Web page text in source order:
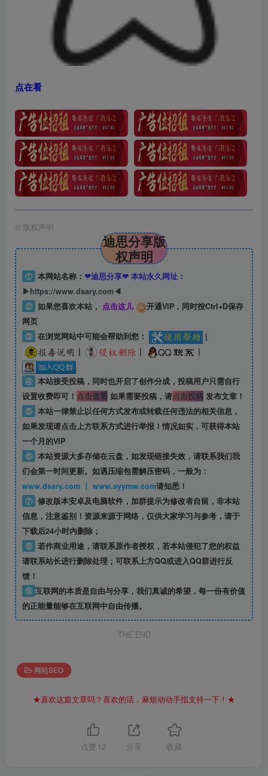
点在看
© 版权声明
迪思分享版
权声明
① 本网站名称： ❤迪思分享❤ 本站永久网址：
▶https://www.dsary.com◀
② 如果您喜欢本站， 点击这儿
开通VIP，同时按Ctrl+D保存
网页
③ 在浏览网站中可能会帮助到您：
|
|
| |
④ 本站接受投稿，同时也开启了创作分成，投稿用户只需自行
设置收费即可！ 点击查看如果需要投稿，请点击投稿发布文章！
⑤ 本站一律禁止以任何方式发布或转载任何违法的相关信息，
如果发现请点击上方联系方式进行举报！情况如实，可获得本站
一个月的VIP
⑥ 本站资源大多存储在云盘，如发现链接失效，请联系我们我
们会第一时间更新。如遇压缩包需解压密码，一般为：
www.dsary.com 丨 www.syymw.com请知悉！
⑦ 修改版本安卓及电脑软件，加群提示为修改者自留， 非本站
信息，注意鉴别！资源来源于网络，仅供大家学习与参考，请于
下载后24小时内删除；
⑧ 若作商业用途，请联系原作者授权，若本站侵犯了您的权益
请联系站长进行删除处理；可联系上方QQ或进入QQ群进行反
馈！
⑨ 互联网的本质是自由与分享，我们真诚的希望，每一份有价值
的正能量能够在互联网中自由传播。
THE END
网站SEO
★喜欢这篇文章吗？喜欢的话，麻烦动动手指支持一下！★
点赞 12 分享 收藏